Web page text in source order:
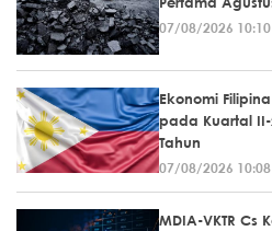
07/08/2026 10:10
Ekonomi
pada Kuartal II-
Tahun
07/08/2026 10:08
MDIA-VKTR Cs